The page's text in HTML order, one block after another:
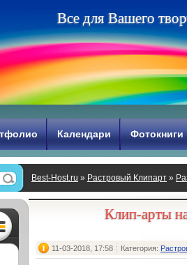
Все для Вашего твор
Календари Фотокниги
Best-Host.ru » Растровый Клипарт »
Клип-арты
11-03-2018, 17:58 Категория: